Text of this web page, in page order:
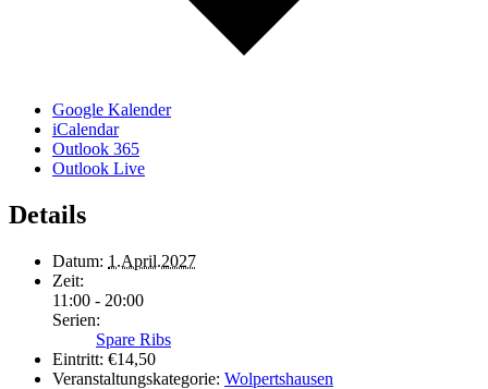
Google Kalender
iCalendar
Outlook 365
Outlook Live
Details
Datum: 1.April.2027
Zeit:
11:00 - 20:00
Serien:
Spare Ribs
Eintritt: €14,50
Veranstaltungskategorie: Wolpertshausen